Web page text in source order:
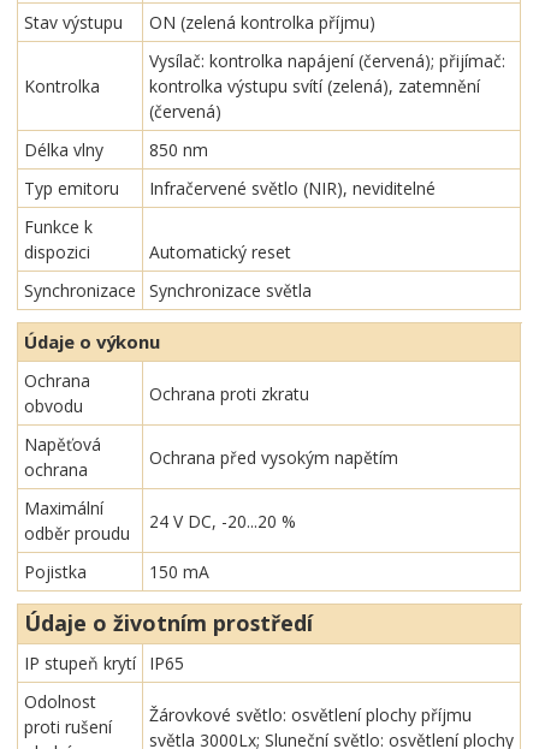
Stav výstupu
ON (zelená kontrolka příjmu)
Kontrolka
Vysílač: kontrolka napájení (červená); přijímač:
kontrolka výstupu svítí (zelená), zatemnění
(červená)
Délka vlny
850 nm
Typ emitoru
Infračervené světlo (NIR), neviditelné
Funkce k
dispozici
Automatický reset
Synchronizace
Synchronizace světla
Údaje o výkonu
Ochrana
obvodu
Ochrana proti zkratu
Napěťová
ochrana
Ochrana před vysokým napětím
Maximální
odběr proudu
24 V DC, -20...20 %
Pojistka 150 mA
Údaje o životním prostředí
IP stupeň krytí
IP65
Odolnost
proti rušení
Žárovkové světlo: osvětlení plochy příjmu
světla 3000Lx; Sluneční světlo: osvětlení plochy